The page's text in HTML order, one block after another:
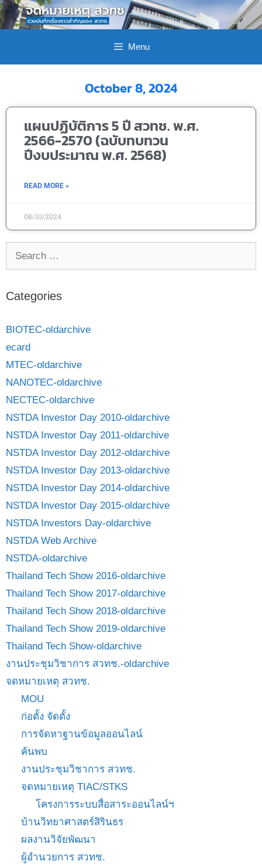
Menu
October 8, 2024
แผนปฏิบัติการ 5 ปี สวทช. พ.ศ.
2566-2570 (ฉบับทบทวน
ปีงบประมาณ พ.ศ. 2568)
READ MORE »
08/10/2024
Categories
BIOTEC-oldarchive
ecard
MTEC-oldarchive
NANOTEC-oldarchive
NECTEC-oldarchive
NSTDA Investor Day 2010-oldarchive
NSTDA Investor Day 2011-oldarchive
NSTDA Investor Day 2012-oldarchive
NSTDA Investor Day 2013-oldarchive
NSTDA Investor Day 2014-oldarchive
NSTDA Investor Day 2015-oldarchive
NSTDA Investors Day-oldarchive
NSTDA Web Archive
NSTDA-oldarchive
Thailand Tech Show 2016-oldarchive
Thailand Tech Show 2017-oldarchive
Thailand Tech Show 2018-oldarchive
Thailand Tech Show 2019-oldarchive
Thailand Tech Show-oldarchive
งานประชุมวิชาการ สวทช.-oldarchive
จดหมายเหตุ สวทช.
MOU
ก่อตั้ง จัดตั้ง
การจัดหาฐานข้อมูลออนไลน์
ค้นพบ
งานประชุมวิชาการ สวทช.
จดหมายเหตุ TIAC/STKS
โครงการระบบสื่อสาระออนไลน์ฯ
บ้านวิทยาศาสตร์สิรินธร
ผลงานวิจัยพัฒนา
ผู้อำนวยการ สวทช.